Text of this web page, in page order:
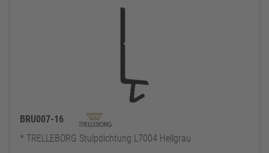
BRU007-16
* TRELLEBORG Stulpdichtung L7004 Hellgrau